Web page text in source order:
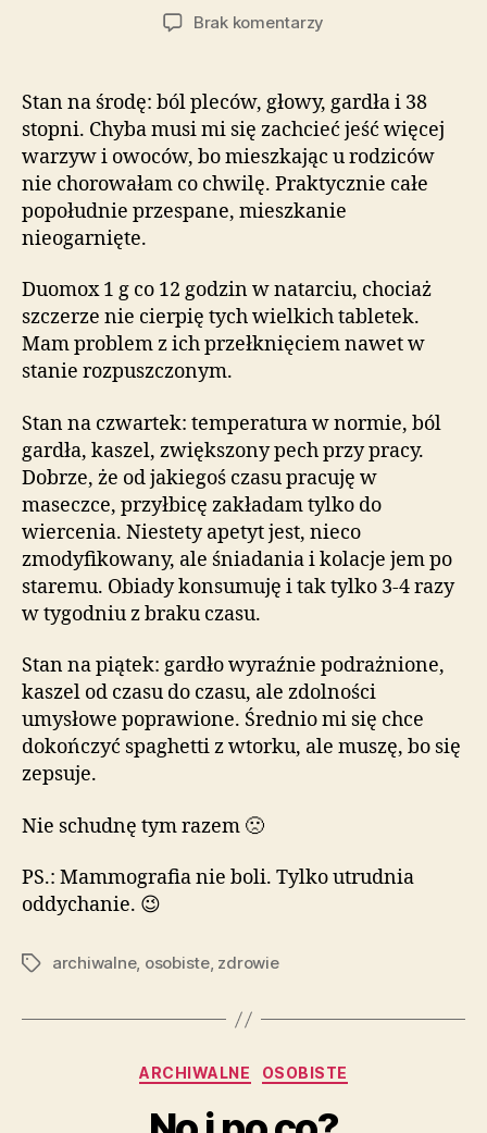
Brak komentarzy
znowu
trochę
schudnę
Stan na środę: ból pleców, głowy, gardła i 38
stopni. Chyba musi mi się zachcieć jeść więcej
warzyw i owoców, bo mieszkając u rodziców
nie chorowałam co chwilę. Praktycznie całe
popołudnie przespane, mieszkanie
nieogarnięte.
Duomox 1 g co 12 godzin w natarciu, chociaż
szczerze nie cierpię tych wielkich tabletek.
Mam problem z ich przełknięciem nawet w
stanie rozpuszczonym.
Stan na czwartek: temperatura w normie, ból
gardła, kaszel, zwiększony pech przy pracy.
Dobrze, że od jakiegoś czasu pracuję w
maseczce, przyłbicę zakładam tylko do
wiercenia. Niestety apetyt jest, nieco
zmodyfikowany, ale śniadania i kolacje jem po
staremu. Obiady konsumuję i tak tylko 3-4 razy
w tygodniu z braku czasu.
Stan na piątek: gardło wyraźnie podrażnione,
kaszel od czasu do czasu, ale zdolności
umysłowe poprawione. Średnio mi się chce
dokończyć spaghetti z wtorku, ale muszę, bo się
zepsuje.
Nie schudnę tym razem 🙁
PS.: Mammografia nie boli. Tylko utrudnia
oddychanie. 😉
Tagiarchiwalne, osobiste, zdrowie
Kategorie
ARCHIWALNE OSOBISTE